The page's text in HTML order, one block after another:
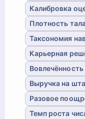
Калибровка
Плотность
Таксономия
Карьерная
Выручка на
Разовое
Темп роста